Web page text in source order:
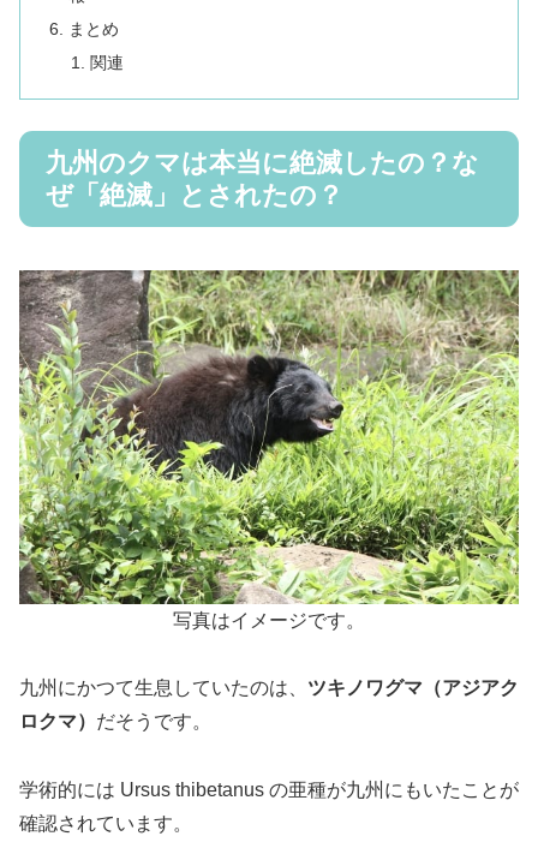
まとめ
関連
九州のクマは本当に絶滅したの？な
ぜ「絶滅」とされたの？
写真はイメージです。
九州にかつて生息していたのは、 ツキノワグマ（アジアク
ロクマ） だそうです。
学術的には Ursus thibetanus の亜種が九州にもいたことが
確認されています。